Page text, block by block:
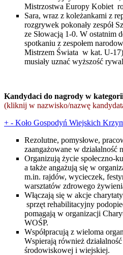
Mistrzostwa Europy Kobiet
Sara, wraz z koleżankami z
rozgrywek pokonały zespół
ze Słowacją 1-0. W ostatnim
spotkaniu z zespołem
Mistrzem Świata w kat. U-
musiały uznać wyższość
Kandydaci do nagrody w
(kliknij w nazwisko/nazwę
+ - Koło Gospodyń Wiejskich
Rezolutne, pomysłowe,
zaangażowane w działalność
Organizują życie społeczno-
a także angażują się w
m.in. rajdów, wycieczek,
warsztatów zdrowego
Włączają się w akcje
sprzęt rehabilitacyjny
pomagają w organizacji
WOŚP.
Współpracują z wieloma
Wspierają również
środowiskowej i wiejskiej.